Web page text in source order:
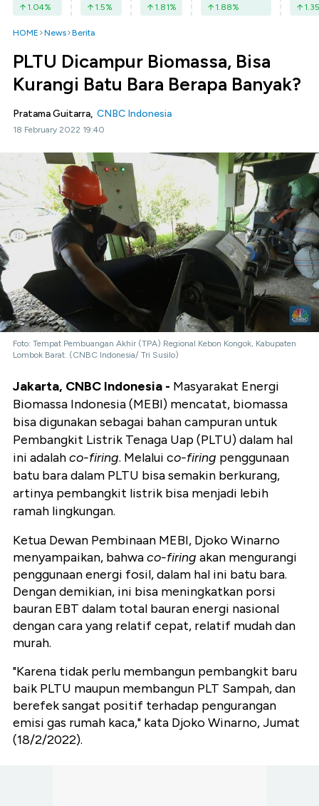
1.04% 1.5% 1.81% 1.88% 1.35
HOME News Berita
PLTU Dicampur Biomassa, Bisa
Kurangi Batu Bara Berapa Banyak?
Pratama Guitarra, CNBC Indonesia
18 February 2022 19:40
Foto: Tempat Pembuangan Akhir (TPA) Regional Kebon Kongok, Kabupaten
Lombok Barat. (CNBC Indonesia/ Tri Susilo)
Jakarta, CNBC Indonesia - Masyarakat Energi
Biomassa Indonesia (MEBI) mencatat, biomassa
bisa digunakan sebagai bahan campuran untuk
Pembangkit Listrik Tenaga Uap (PLTU) dalam hal
ini adalahco-firing. Melalui co-firing penggunaan
batu bara dalam PLTU bisa semakin berkurang,
artinya pembangkit listrik bisa menjadi lebih
ramah lingkungan.
Ketua Dewan Pembinaan MEBI, Djoko Winarno
menyampaikan, bahwaco-firing akan mengurangi
penggunaan energi fosil, dalam hal ini batu bara.
Dengan demikian, ini bisa meningkatkan porsi
bauran EBT dalam total bauran energi nasional
dengan cara yang relatif cepat, relatif mudah dan
murah.
"Karena tidak perlu membangun pembangkit baru
baik PLTU maupun membangun PLT Sampah, dan
berefek sangat positif terhadap pengurangan
emisi gas rumah kaca," kata Djoko Winarno, Jumat
(18/2/2022).